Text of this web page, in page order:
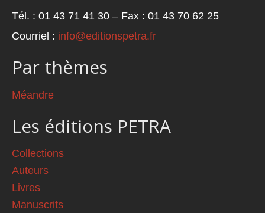
Tél. : 01 43 71 41 30 – Fax : 01 43 70 62 25
Courriel : info@editionspetra.fr
Par thèmes
Méandre
Les éditions PETRA
Collections
Auteurs
Livres
Manuscrits